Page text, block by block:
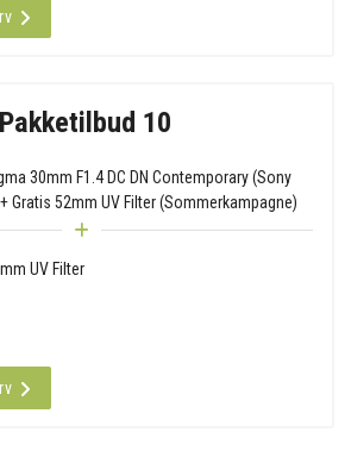
Pakketilbud 10
30mm F1.4 DC DN Contemporary (Sony
+ Gratis 52mm UV Filter (Sommerkampagne)
UV Filter